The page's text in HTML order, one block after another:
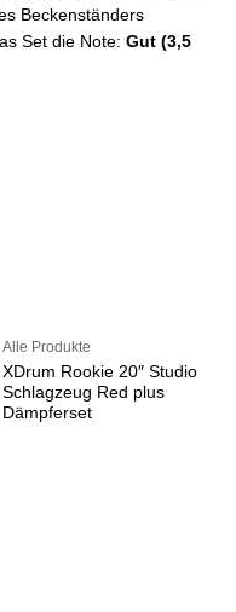
Beckenständers
Set die Note: Gut (3,5
Alle Produkte
XDrum Rookie 20″ Studio
Schlagzeug Red plus
Dämpferset